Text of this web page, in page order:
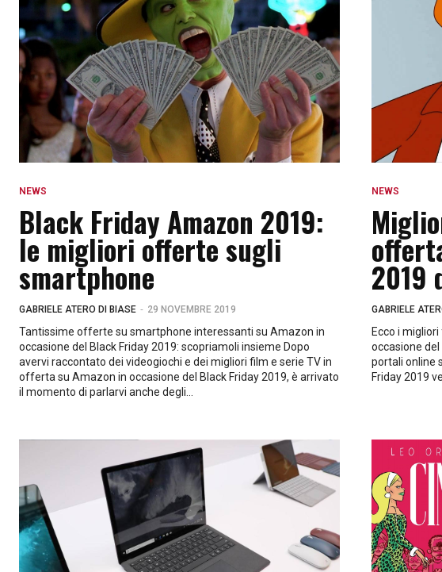
NEWS
Black Friday Amazon 2019:
le migliori offerte sugli
smartphone
GABRIELE ATERO DI BIASE - 29 NOVEMBRE 2019
Tantissime offerte su smartphone interessanti su Amazon in
occasione del Black Friday 2019: scopriamoli insieme Dopo
avervi raccontato dei videogiochi e dei migliori film e serie TV in
offerta su Amazon in occasione del Black Friday 2019, è arrivato
il momento di parlarvi anche degli...
NEWS
2019
GABRIELE
Ecco i
occasione
portali online
Friday 2019